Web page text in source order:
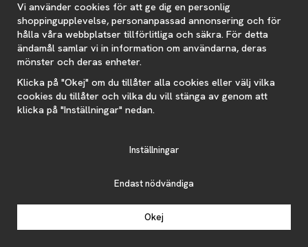
Nyheter
Nyhetsbrev
Om cookies
Prenumerera på nyhetsbrevet för våra bästa erbjudanden och
nyheter!
E-
postadress
Drift & produktion: Wikinggruppen
Vi använder cookies för att ge dig en personlig
shoppingupplevelse, personanpassad annonsering och för
hålla våra webbplatser tillförlitliga och säkra. För detta
ändamål samlar vi in information om användarna, deras
mönster och deras enheter.
Klicka på "Okej" om du tillåter alla cookies eller välj vilka
cookies du tillåter och vilka du vill stänga av genom att
klicka på "Inställningar" nedan.
Inställningar
Endast nödvändiga
Okej